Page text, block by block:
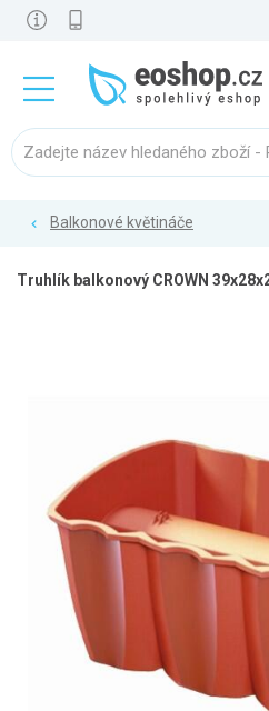
Balkonové květináče
Truhlík balkonový CROWN